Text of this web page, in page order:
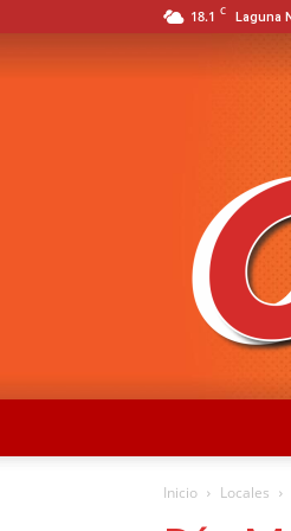
18.1 C Laguna
Inicio Locales